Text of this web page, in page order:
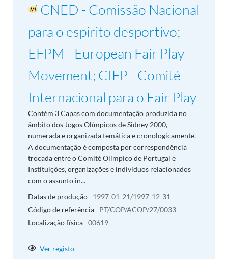
CNED - Comissão Nacional
para o espirito desportivo;
EFPM - European Fair Play
Movement; CIFP - Comité
Internacional para o Fair Play
Contém 3 Capas com documentação produzida no
âmbito dos Jogos Olímpicos de Sidney 2000,
numerada e organizada temática e cronologicamente.
A documentação é composta por correspondência
trocada entre o Comité Olímpico de Portugal e
Instituições, organizações e indivíduos relacionados
com o assunto in...
Datas de produção
1997-01-21/1997-12-31
Código de referência
PT/COP/ACOP/27/0033
Localização física 00619
Ver registo